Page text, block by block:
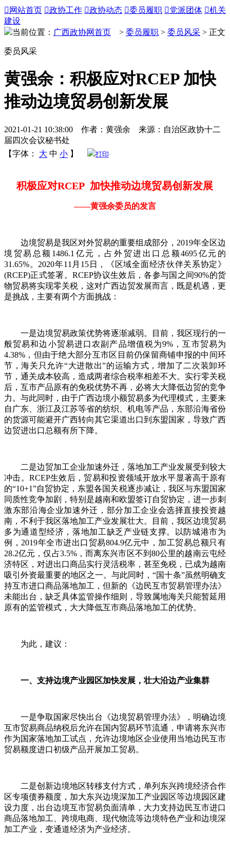
 网站首页 政协工作 政协动态 委员履职 党派团体 机关
建设
当前位置： 广西政协网首页 > 委员履职 > 委员风采 > 正文
委员风采
黄强余：积极应对RCEP 加快
推动边境贸易创新发展
2021-01-21 10:38:00 作者：黄强余 来源：自治区政协十二
届四次会议秘书处
【字体：
大 中 小 】 打印
积极应对RCEP 加快推动边境贸易创新发展
——黄强余委员的发言
边境贸易是我区对外贸易的重要组成部分，2019年全区边
境贸易总额1486.1亿元，占外贸进出口总额4695亿元的
31.65%。2020年11月15日，《区域全面经济伙伴关系协定》
(RCEP)正式签署。RCEP协议生效后，各参与国之间90%的货
物贸易将实现零关税，这对广西边贸发展而言，既是机遇，更
是挑战，主要有两个方面挑战：
一是边境贸易政策优势将逐渐减弱。目前，我区现行的一
般贸易和边小贸易进口农副产品增值税为9%，互市贸易为
4.38%，但由于绝大部分互市区目前仍保留商铺申报的中间环
节，海关只允许“大进散出”的运输方式，增加了二次装卸环
节，通关成本较高，造成两者综合税率相差不大。实行零关税
后，互市产品原有的免税优势不再，必将大大降低边贸的竞争
力。与此同时，由于广西边境小额贸易多为代理模式，主要来
自广东、浙江及江苏等省的纺织、机电等产品，东部沿海省份
的货源可能避开广西转向其它渠道出口到东盟国家，导致广西
边贸进出口总额有所下降。
二是边贸加工企业加速外迁，落地加工产业发展受到较大
冲击。RCEP生效后，贸易和投资领域开放水平显著高于原有
的“10+1”自贸协定，东盟各国关税逐步减让，我区与东盟国家
同质性竞争加剧，特别是越南和欧盟签订自贸协定，进一步刺
激东部沿海企业加速外迁，部分加工企业会选择直接投资越
南，不利于我区落地加工产业发展壮大。目前，我区边境贸易
多为通道型经济，落地加工缺乏产业链支撑。以防城港市为
例，2019年全市进出口贸易804.9亿元中，加工贸易总额只有
28.2亿元，仅占3.5%，而离东兴市区不到80公里的越南云屯经
济特区，对进出口商品实行灵活税率，甚至免税，已成为越南
吸引外资最重要的地区之一。与此同时，“国十条”虽然明确支
持互市进口商品落地加工，但新的《边民互市贸易管理办法》
未能出台，缺乏具体监管操作细则，导致属地海关只能暂延用
原有的监管模式，大大降低互市商品落地加工的优势。
为此，建议：
一、支持边境产业园区加快发展，壮大沿边产业集群
一是争取国家尽快出台《边境贸易管理办法》，明确边境
互市贸易商品纳税后允许在国内贸易环节流通，申请将东兴市
作为国家落地加工试点，允许边境地区企业使用当地边民互市
贸易额度进口初级产品开展加工贸易。
二是创新边境地区转移支付方式，单列东兴跨境经济合作
区专项债券额度，加大东兴边境深加工产业园区等边境园区建
设力度，出台边境互市贸易负面清单，大力支持边民互市进口
商品落地加工、跨境电商、现代物流等边境特色产业和边境深
加工产业，变通道经济为产业经济。